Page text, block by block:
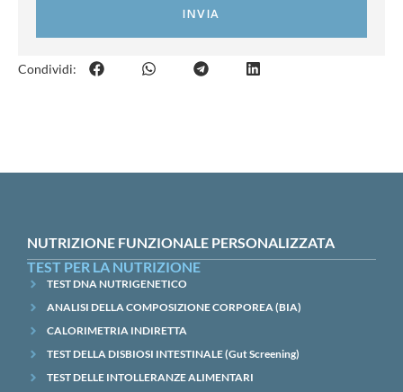
INVIA
Condividi:
NUTRIZIONE FUNZIONALE PERSONALIZZATA
TEST PER LA NUTRIZIONE
TEST DNA NUTRIGENETICO
ANALISI DELLA COMPOSIZIONE CORPOREA (BIA)
CALORIMETRIA INDIRETTA
TEST DELLA DISBIOSI INTESTINALE (Gut Screening)
TEST DELLE INTOLLERANZE ALIMENTARI